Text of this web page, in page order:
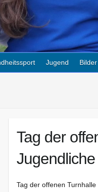
Jugend Bilder
Tag der
Jugendliche
Tag der offenen